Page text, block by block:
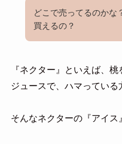
どこで売ってるのかな
買えるの？
『ネクター』といえば、
ジュースで、ハマっている
そんなネクターの『アイス